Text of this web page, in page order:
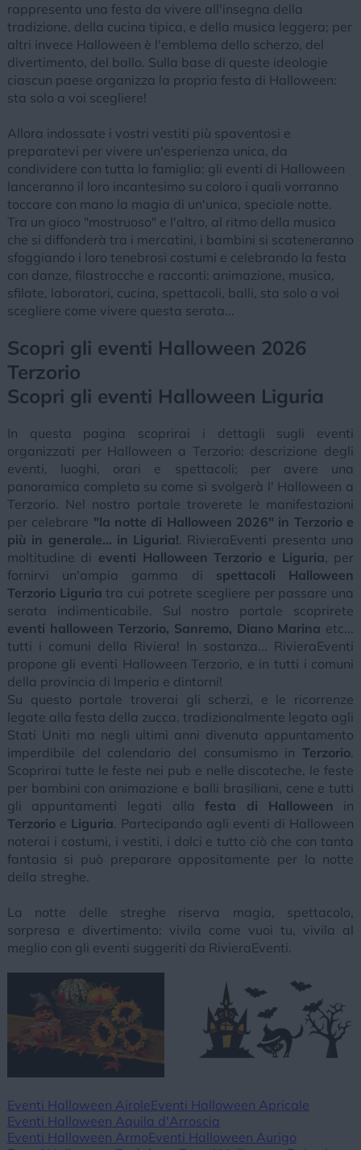
rappresenta una festa da vivere all'insegna della
tradizione, della cucina tipica, e della musica leggera; per
altri invece Halloween è l'emblema dello scherzo, del
divertimento, del ballo. Sulla base di queste ideologie
ciascun paese organizza la propria festa di Halloween:
sta solo a voi scegliere!
Allora indossate i vostri vestiti più spaventosi e
preparatevi per vivere un'esperienza unica, da
condividere con tutta la famiglia: gli eventi di Halloween
lanceranno il loro incantesimo su coloro i quali vorranno
toccare con mano la magia di un'unica, speciale notte.
Tra un gioco "mostruoso" e l'altro, al ritmo della musica
che si diffonderà tra i mercatini, i bambini si scateneranno
sfoggiando i loro tenebrosi costumi e celebrando la festa
con danze, filastrocche e racconti: animazione, musica,
sfilate, laboratori, cucina, spettacoli, balli, sta solo a voi
scegliere come vivere questa serata...
Scopri gli eventi Halloween 2026
Terzorio
Scopri gli eventi Halloween Liguria
In questa pagina scoprirai i dettagli sugli eventi
organizzati per Halloween a Terzorio: descrizione degli
eventi, luoghi, orari e spettacoli; per avere una
panoramica completa su come si svolgerà l' Halloween a
Terzorio. Nel nostro portale troverete le manifestazioni
per celebrare "la notte di Halloween 2026" in Terzorio e
più in generale... in Liguria!. RivieraEventi presenta una
moltitudine di eventi Halloween Terzorio e Liguria, per
fornirvi un'ampia gamma di spettacoli Halloween
Terzorio Liguria tra cui potrete scegliere per passare una
serata indimenticabile. Sul nostro portale scoprirete
eventi halloween Terzorio, Sanremo, Diano Marina etc...
tutti i comuni della Riviera! In sostanza... RivieraEventi
propone gli eventi Halloween Terzorio, e in tutti i comuni
della provincia di Imperia e dintorni!
Su questo portale troverai gli scherzi, e le ricorrenze
legate alla festa della zucca, tradizionalmente legata agli
Stati Uniti ma negli ultimi anni divenuta appuntamento
imperdibile del calendario del consumismo inTerzorio.
Scoprirai tutte le feste nei pub e nelle discoteche, le feste
per bambini con animazione e balli brasiliani, cene e tutti
gli appuntamenti legati allafesta di Halloween in
Terzorioe Liguria. Partecipando agli eventi di Halloween
noterai i costumi, i vestiti, i dolci e tutto ciò che con tanta
fantasia si può preparare appositamente per la notte
della streghe.
La notte delle streghe riserva magia, spettacolo,
sorpresa e divertimento: vivila come vuoi tu, vivila al
meglio con gli eventi suggeriti da RivieraEventi.
Eventi Halloween AiroleEventi Halloween Apricale
Eventi Halloween Aquila d'Arroscia
Eventi Halloween ArmoEventi Halloween Aurigo